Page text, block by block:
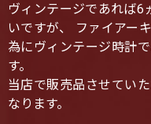
ヴィンテージであれば6
いですが、 ファイアー
為にヴィンテージ時計
す。
当店で販売品させてい
なります。